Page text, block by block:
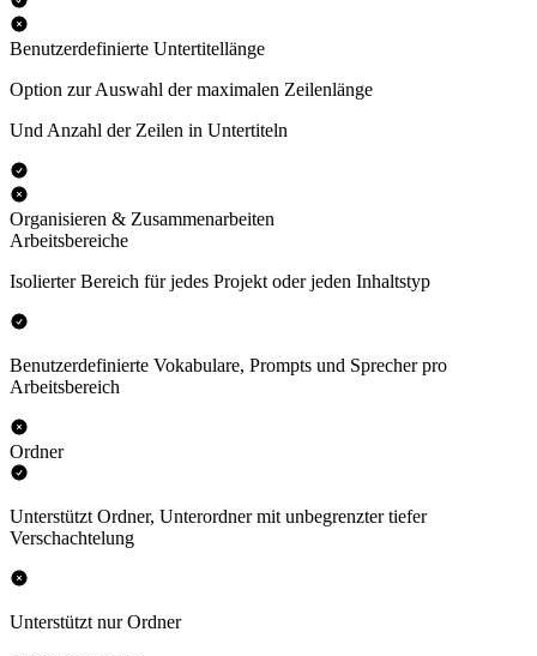
Benutzerdefinierte Untertitellänge
Option zur Auswahl der maximalen Zeilenlänge
Und Anzahl der Zeilen in Untertiteln
Organisieren & Zusammenarbeiten
Arbeitsbereiche
Isolierter Bereich für jedes Projekt oder jeden Inhaltstyp
Benutzerdefinierte Vokabulare, Prompts und Sprecher pro
Arbeitsbereich
Ordner
Unterstützt Ordner, Unterordner mit unbegrenzter tiefer
Verschachtelung
Unterstützt nur Ordner